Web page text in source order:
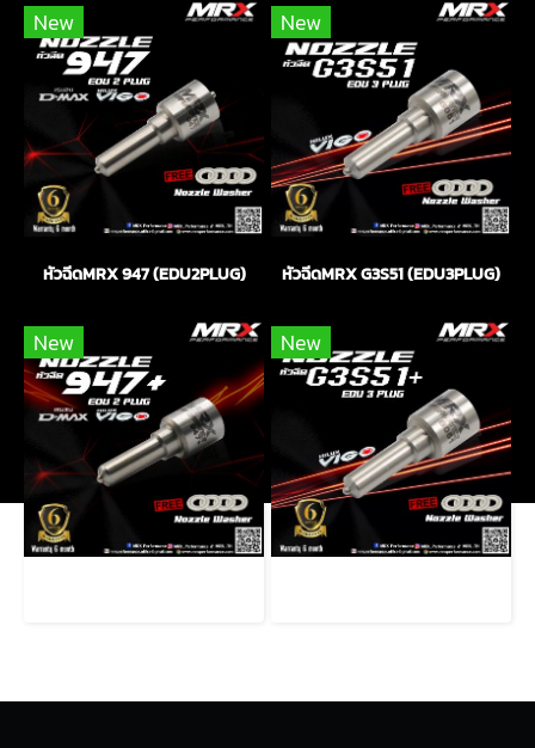
New
หัวฉีดMRX 947 (EDU2PLUG)
New
หัวฉีดMRX G3S51 (EDU3PLUG)
New New